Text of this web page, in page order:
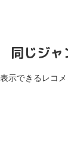
同じジ
表示できるレコ